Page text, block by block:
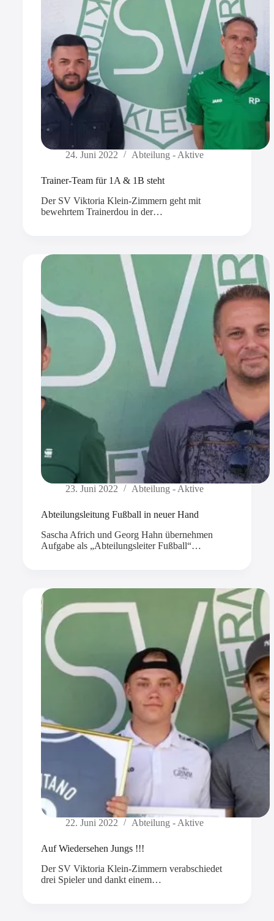
24. Juni 2022 Abteilung - Aktive
Trainer-Team für 1A & 1B steht
Der SV Viktoria Klein-Zimmern geht mit
bewehrtem Trainerdou in der…
23. Juni 2022 Abteilung - Aktive
Abteilungsleitung Fußball in neuer Hand
Sascha Africh und Georg Hahn übernehmen
Aufgabe als „Abteilungsleiter Fußball“…
22. Juni 2022 Abteilung - Aktive
Auf Wiedersehen Jungs !!!
Der SV Viktoria Klein-Zimmern verabschiedet
drei Spieler und dankt einem…